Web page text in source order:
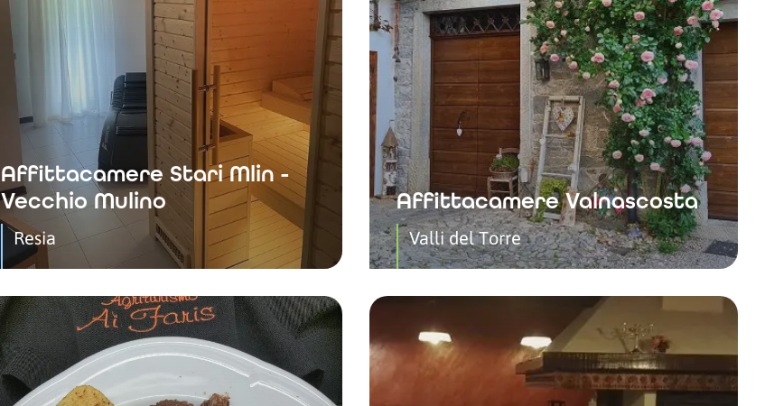
Affittacamere Stari Mlin -
Vecchio Mulino
Resia
Affittacamere Valnascosta
Valli del Torre